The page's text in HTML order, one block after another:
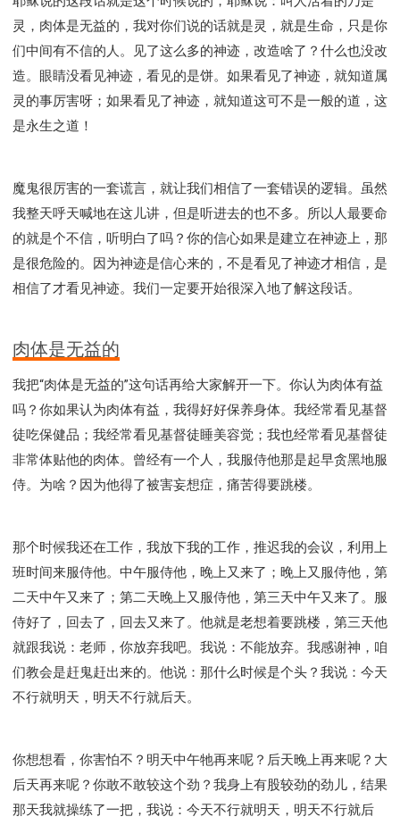
灵，肉体是无益的，我对你们说的话就是灵，就是生命，只是你
们中间有不信的人。见了这么多的神迹，改造啥了？什么也没改
造。眼睛没看见神迹，看见的是饼。如果看见了神迹，就知道属
灵的事厉害呀；如果看见了神迹，就知道这可不是一般的道，这
是永生之道！
魔鬼很厉害的一套谎言，就让我们相信了一套错误的逻辑。虽然
我整天呼天喊地在这儿讲，但是听进去的也不多。所以人最要命
的就是个不信，听明白了吗？你的信心如果是建立在神迹上，那
是很危险的。因为神迹是信心来的，不是看见了神迹才相信，是
相信了才看见神迹。我们一定要开始很深入地了解这段话。
肉体是无益的
我把“肉体是无益的”这句话再给大家解开一下。你认为肉体有益
吗？你如果认为肉体有益，我得好好保养身体。我经常看见基督
徒吃保健品；我经常看见基督徒睡美容觉；我也经常看见基督徒
非常体贴他的肉体。曾经有一个人，我服侍他那是起早贪黑地服
侍。为啥？因为他得了被害妄想症，痛苦得要跳楼。
那个时候我还在工作，我放下我的工作，推迟我的会议，利用上
班时间来服侍他。中午服侍他，晚上又来了；晚上又服侍他，第
二天中午又来了；第二天晚上又服侍他，第三天中午又来了。服
侍好了，回去了，回去又来了。他就是老想着要跳楼，第三天他
就跟我说：老师，你放弃我吧。我说：不能放弃。我感谢神，咱
们教会是赶鬼赶出来的。他说：那什么时候是个头？我说：今天
不行就明天，明天不行就后天。
你想想看，你害怕不？明天中午牠再来呢？后天晚上再来呢？大
后天再来呢？你敢不敢较这个劲？我身上有股较劲的劲儿，结果
那天我就操练了一把，我说：今天不行就明天，明天不行就后